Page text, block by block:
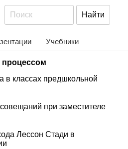
Учебники
в классах предшкольной
при заместителе
Лессон Стади в